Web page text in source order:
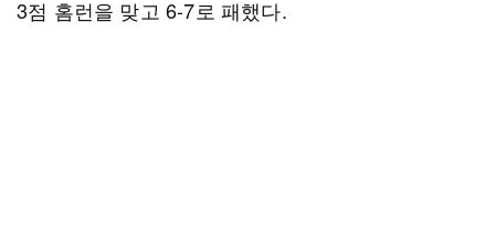
3점 홈런을 맞고 6-7로 패했다.